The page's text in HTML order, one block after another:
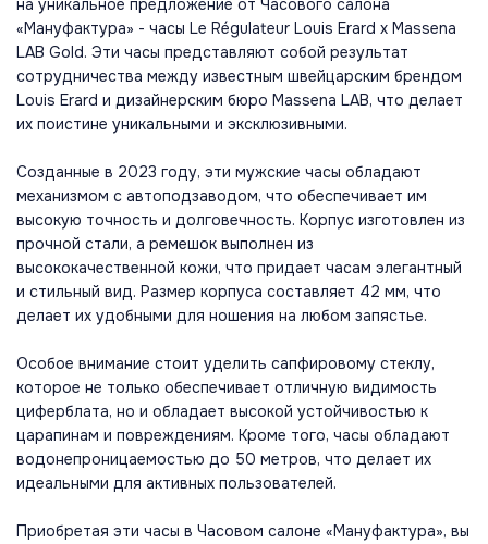
на уникальное предложение от Часового салона
«Мануфактура» - часы Le Régulateur Louis Erard x Massena
LAB Gold. Эти часы представляют собой результат
сотрудничества между известным швейцарским брендом
Louis Erard и дизайнерским бюро Massena LAB, что делает
их поистине уникальными и эксклюзивными.
Созданные в 2023 году, эти мужские часы обладают
механизмом с автоподзаводом, что обеспечивает им
высокую точность и долговечность. Корпус изготовлен из
прочной стали, а ремешок выполнен из
высококачественной кожи, что придает часам элегантный
и стильный вид. Размер корпуса составляет 42 мм, что
делает их удобными для ношения на любом запястье.
Особое внимание стоит уделить сапфировому стеклу,
которое не только обеспечивает отличную видимость
циферблата, но и обладает высокой устойчивостью к
царапинам и повреждениям. Кроме того, часы обладают
водонепроницаемостью до 50 метров, что делает их
идеальными для активных пользователей.
Приобретая эти часы в Часовом салоне «Мануфактура», вы